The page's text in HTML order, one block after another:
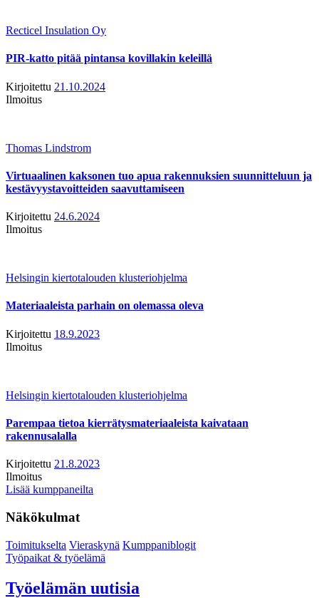
Recticel Insulation Oy
PIR-katto pitää pintansa kovillakin keleillä
Kirjoitettu 21.10.2024
Ilmoitus
Thomas Lindstrom
Virtuaalinen kaksonen tuo apua rakennuksien suunnitteluun ja
kestävyystavoitteiden saavuttamiseen
Kirjoitettu 24.6.2024
Ilmoitus
Helsingin kiertotalouden klusteriohjelma
Materiaaleista parhain on olemassa oleva
Kirjoitettu 18.9.2023
Ilmoitus
Helsingin kiertotalouden klusteriohjelma
Parempaa tietoa kierrätysmateriaaleista kaivataan
rakennusalalla
Kirjoitettu 21.8.2023
Ilmoitus
Lisää kumppaneilta
Näkökulmat
Toimitukselta Vieraskynä Kumppaniblogit
Työpaikat & työelämä
Työelämän uutisia